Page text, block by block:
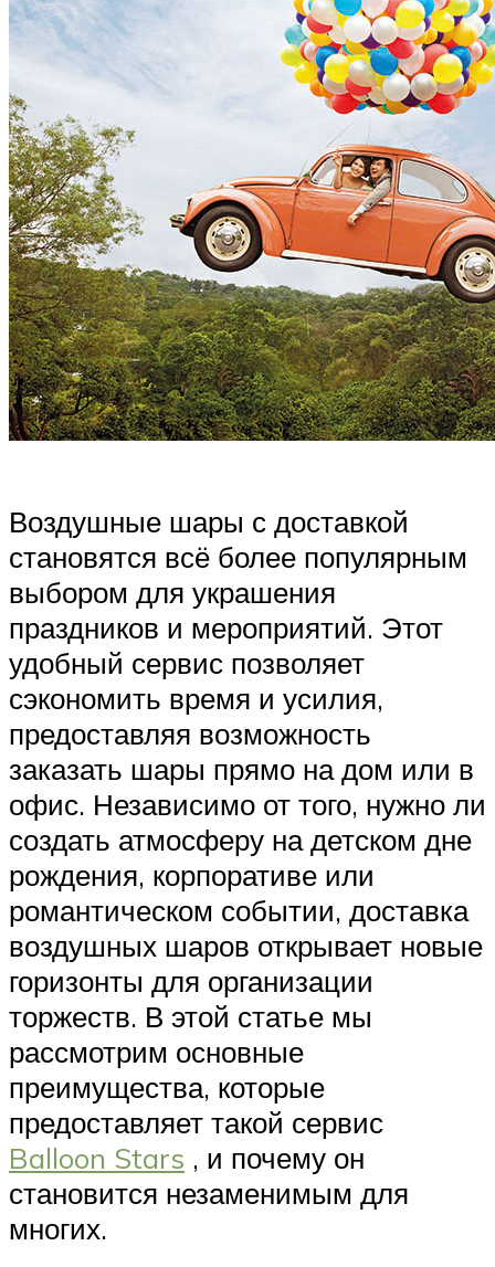
Воздушные шары с доставкой
становятся всё более популярным
выбором для украшения
праздников и мероприятий. Этот
удобный сервис позволяет
сэкономить время и усилия,
предоставляя возможность
заказать шары прямо на дом или в
офис. Независимо от того, нужно ли
создать атмосферу на детском дне
рождения, корпоративе или
романтическом событии, доставка
воздушных шаров открывает новые
горизонты для организации
торжеств. В этой статье мы
рассмотрим основные
преимущества, которые
предоставляет такой сервис
Balloon Stars , и почему он
становится незаменимым для
многих.